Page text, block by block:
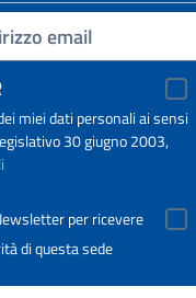
miei dati personali ai sensi
30 giugno 2003,
per ricevere
di questa sede